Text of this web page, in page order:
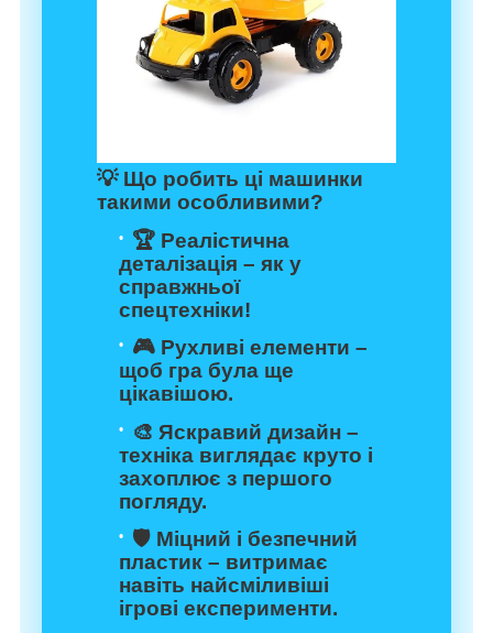
💡 Що робить ці машинки
такими особливими?
🏆 Реалістична
деталізація – як у
справжньої
спецтехніки!
🎮 Рухливі елементи –
щоб гра була ще
цікавішою.
🎨 Яскравий дизайн –
техніка виглядає круто і
захоплює з першого
погляду.
🛡️ Міцний і безпечний
пластик – витримає
навіть найсміливіші
ігрові експерименти.